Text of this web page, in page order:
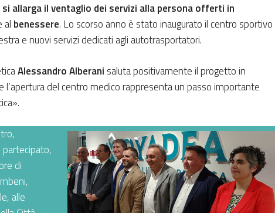
si allarga il ventaglio dei servizi alla personaofferti in
al benessere. Lo scorso anno è stato inaugurato il centro sportivo
e nuovi servizi dedicati agli autotrasportatori.
Alessandro Alberani saluta positivamente il progetto in
l’apertura del centro medico rappresenta un passo importante
partecipato,
di
alle